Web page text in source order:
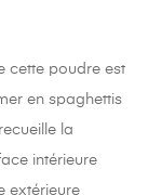
cette poudre est
en spaghettis
la
intérieure
extérieure